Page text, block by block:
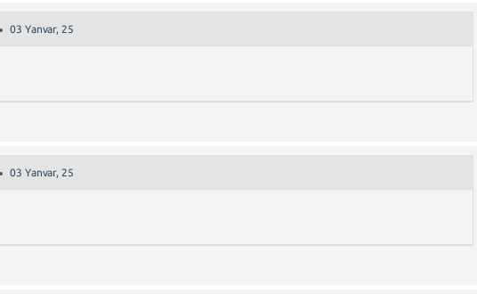
03 Yanvar, 25
03 Yanvar, 25